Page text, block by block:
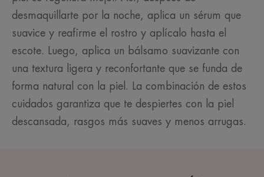
desmaquillarte por la noche, aplica un sérum que
suavice y reafirme el rostro y aplícalo hasta el
escote. Luego, aplica un bálsamo suavizante con
una textura ligera y reconfortante que se funda de
forma natural con la piel. La combinación de estos
cuidados garantiza que te despiertes con la piel
descansada, rasgos más suaves y menos arrugas.